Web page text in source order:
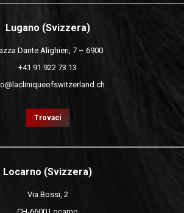
Lugano (Svizzera)
Dante Alighieri, 7 – 6900
+41 91 922 73 13
Trovaci
Locarno (Svizzera)
Via Bossi, 2